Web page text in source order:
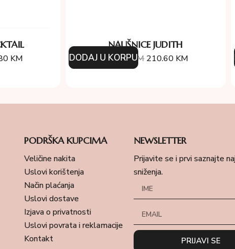
KM
NAUŠNICE JUDITH
234.00KM 210.60 KM
DODAJ U KORPU
PODRŠKA KUPCIMA
Veličine nakita
Uslovi korištenja
Način plaćanja
Uslovi dostave
Izjava o privatnosti
Uslovi povrata i reklamacije
Kontakt
NEWSLETTER
Prijavite se i prvi saznajte
sniženja.
PRIJAVI SE